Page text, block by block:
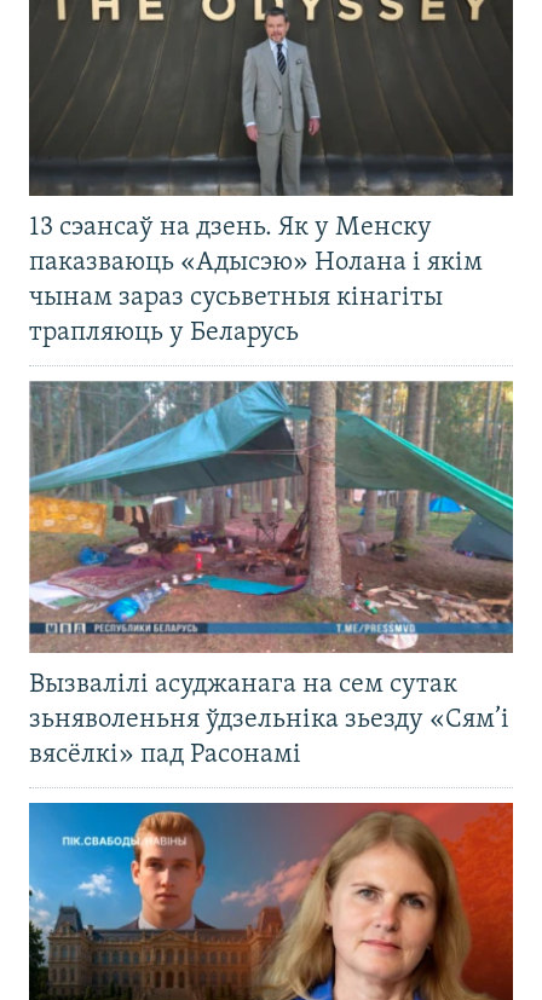
13 сэансаў на дзень. Як у Менску
паказваюць «Адысэю» Нолана і якім
чынам зараз сусьветныя кінагіты
трапляюць у Беларусь
Вызвалілі асуджанага на сем сутак
зьняволеньня ўдзельніка зьезду «Сям’і
вясёлкі» пад Расонамі